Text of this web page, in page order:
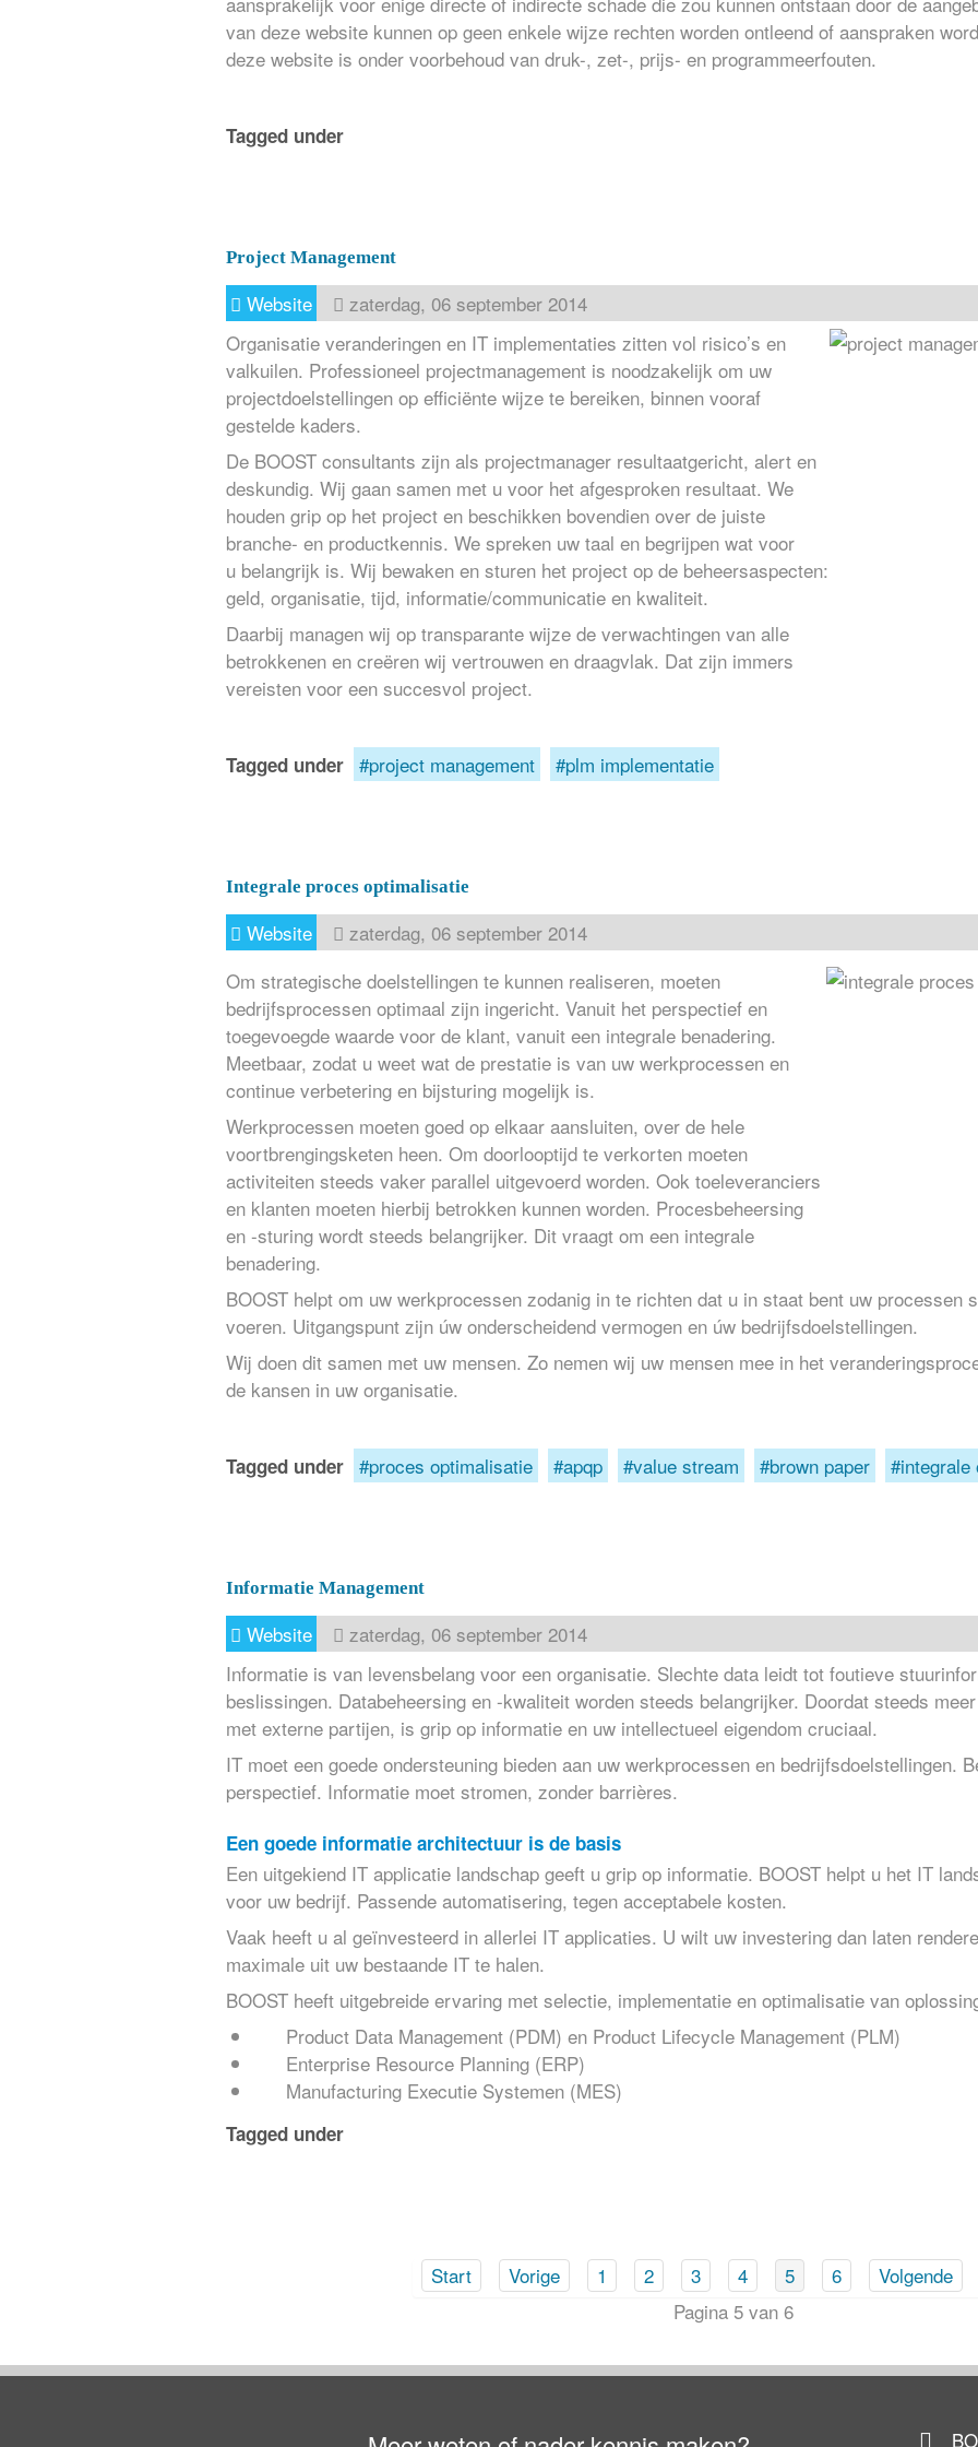
van deze website kunnen op geen enkele wijze rechten worden ontleend of aanspraken
deze website is onder voorbehoud van druk-, zet-, prijs- en programmeerfouten.
Tagged under
Project Management
Website
zaterdag, 06 september 2014
Organisatie veranderingen en IT implementaties zitten vol risico’s en
valkuilen. Professioneel projectmanagement is noodzakelijk om uw
projectdoelstellingen op efficiënte wijze te bereiken, binnen vooraf
gestelde kaders.
De BOOST consultants zijn als projectmanager resultaatgericht, alert en
deskundig. Wij gaan samen met u voor het afgesproken resultaat. We
houden grip op het project en beschikken bovendien over de juiste
branche- en productkennis. We spreken uw taal en begrijpen wat voor
u belangrijk is. Wij bewaken en sturen het project op de beheersaspecten:
geld, organisatie, tijd, informatie/communicatie en kwaliteit.
Daarbij managen wij op transparante wijze de verwachtingen van alle
betrokkenen en creëren wij vertrouwen en draagvlak. Dat zijn immers
vereisten voor een succesvol project.
Tagged under project management plm implementatie
Integrale proces optimalisatie
Website
zaterdag, 06 september 2014
Om strategische doelstellingen te kunnen realiseren, moeten
bedrijfsprocessen optimaal zijn ingericht. Vanuit het perspectief en
toegevoegde waarde voor de klant, vanuit een integrale benadering.
Meetbaar, zodat u weet wat de prestatie is van uw werkprocessen en
continue verbetering en bijsturing mogelijk is.
Werkprocessen moeten goed op elkaar aansluiten, over de hele
voortbrengingsketen heen. Om doorlooptijd te verkorten moeten
activiteiten steeds vaker parallel uitgevoerd worden. Ook toeleveranciers
en klanten moeten hierbij betrokken kunnen worden. Procesbeheersing
en -sturing wordt steeds belangrijker. Dit vraagt om een integrale
benadering.
BOOST helpt om uw werkprocessen zodanig in te richten dat u in staat bent uw processen
voeren. Uitgangspunt zijn úw onderscheidend vermogen en úw bedrijfsdoelstellingen.
Wij doen dit samen met uw mensen. Zo nemen wij uw mensen mee in het
de kansen in uw organisatie.
Tagged under proces optimalisatie apqp value stream brown paper integrale
Informatie Management
Website
zaterdag, 06 september 2014
Informatie is van levensbelang voor een organisatie. Slechte data leidt tot foutieve
beslissingen. Databeheersing en -kwaliteit worden steeds belangrijker. Doordat steeds
met externe partijen, is grip op informatie en uw intellectueel eigendom cruciaal.
IT moet een goede ondersteuning bieden aan uw werkprocessen en bedrijfsdoelstellingen.
perspectief. Informatie moet stromen, zonder barrières.
Een goede informatie architectuur is de basis
Een uitgekiend IT applicatie landschap geeft u grip op informatie. BOOST helpt u het IT
voor uw bedrijf. Passende automatisering, tegen acceptabele kosten.
Vaak heeft u al geïnvesteerd in allerlei IT applicaties. U wilt uw investering dan laten
maximale uit uw bestaande IT te halen.
BOOST heeft uitgebreide ervaring met selectie, implementatie en optimalisatie van
Product Data Management (PDM) en Product Lifecycle Management (PLM)
Enterprise Resource Planning (ERP)
Manufacturing Executie Systemen (MES)
Tagged under
Start Vorige 1 2 3 4 5 6 Volgende
Pagina 5 van 6